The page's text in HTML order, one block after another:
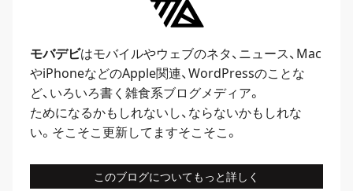
モバデビはモバイルやウェブのネタ、ニュース、Mac
やiPhoneなどのApple関連、WordPressのことな
ど、いろいろ書く雑食系ブログメディア。
ためになるかもしれないし、ならないかもしれな
い。そこそこ更新してますそこそこ。
このブログについてもっと詳しく